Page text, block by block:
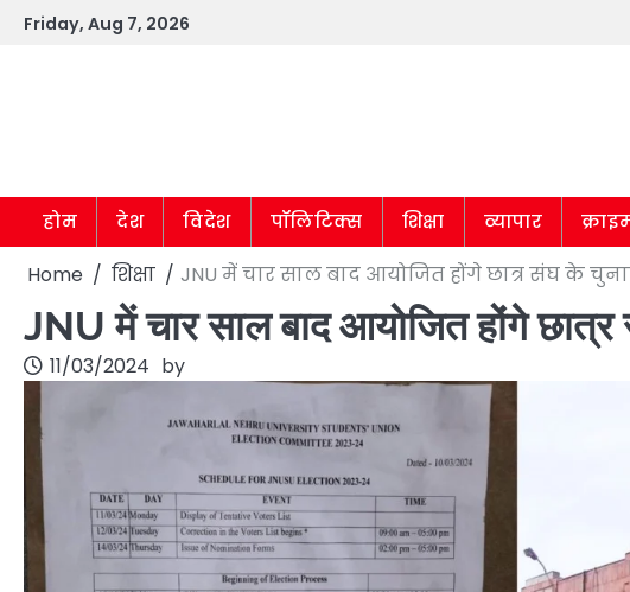
SkipFriday, Aug 7, 2026
होम देश विदेश पॉलिटिक्स शिक्षा व्यापार
Home शिक्षा JNU में चार साल बाद आयोजित होंगे छात्र संघ के
JNU में चार साल बाद आयोजित होंगे
11/03/2024 by